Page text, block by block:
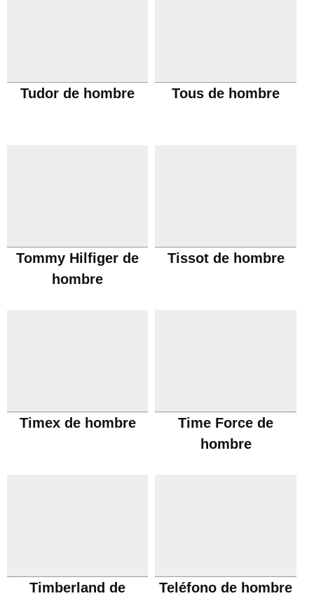
Tudor de hombre Tous de hombre
Tommy Hilfiger de
hombre
Tissot de hombre
Timex de hombre
Time Force de
hombre
Timberland de
Teléfono de hombre